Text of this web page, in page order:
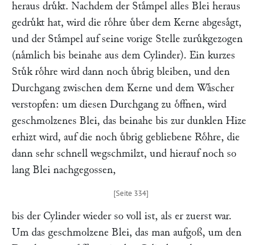
heraus druͤkt. Nachdem der Staͤmpel alles Blei heraus
gedruͤkt hat, wird die roͤhre uͤber dem Kerne abgesaͤgt,
und der Staͤmpel auf seine vorige Stelle zuruͤkgezogen
(naͤmlich bis beinahe aus dem Cylinder). Ein kurzes
Stuͤk roͤhre wird dann noch uͤbrig bleiben, und den
Durchgang zwischen dem Kerne und dem Waͤscher
verstopfen: um diesen Durchgang zu oͤffnen, wird
geschmolzenes Blei, das beinahe bis zur dunklen Hize
erhizt wird, auf die noch uͤbrig gebliebene Roͤhre, die
dann sehr schnell wegschmilzt, und hierauf noch so
lang Blei nachgegossen,
bis der Cylinder wieder so voll ist, als er zuerst war.
Um das geschmolzene Blei, das man aufgoß, um den